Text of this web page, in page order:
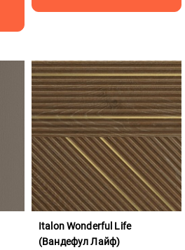
Italon Wonderful Life
(Вандефул Лайф)